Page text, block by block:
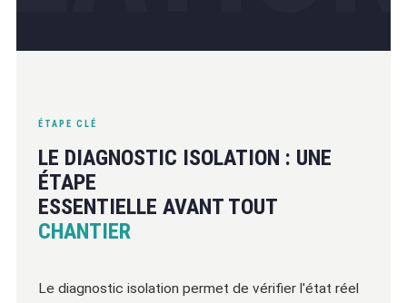
ÉTAPE CLÉ
LE DIAGNOSTIC ISOLATION : UNE
ÉTAPE
ESSENTIELLE AVANT TOUT
CHANTIER
Le diagnostic isolation permet de vérifier l'état réel